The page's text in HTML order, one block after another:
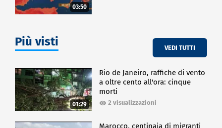
03:50
Più visti VEDI TUTTI
01:29
Rio de Janeiro, raffiche di vento
a oltre cento all'ora: cinque
morti
2 visualizzazioni
Marocco, centinaia di migranti